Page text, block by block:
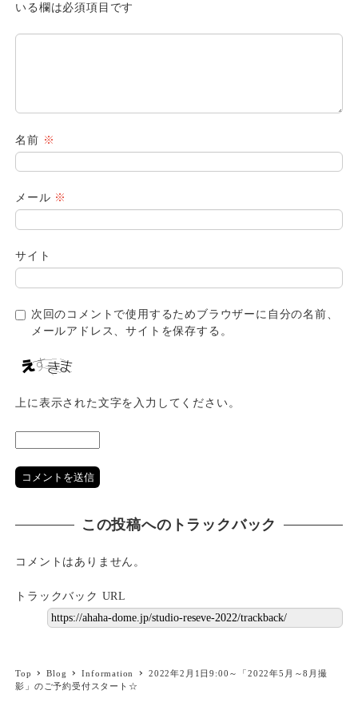
いる欄は必須項目です
名前 ※
メール ※
サイト
次回のコメントで使用するためブラウザーに自分の名前、
メールアドレス、サイトを保存する。
上に表示された文字を入力してください。
この投稿へのトラックバック
コメントはありません。
トラックバック URL
Top Blog Information
2022年2月1日9:00～「2022年5月～8月撮
影」のご予約受付スタート☆